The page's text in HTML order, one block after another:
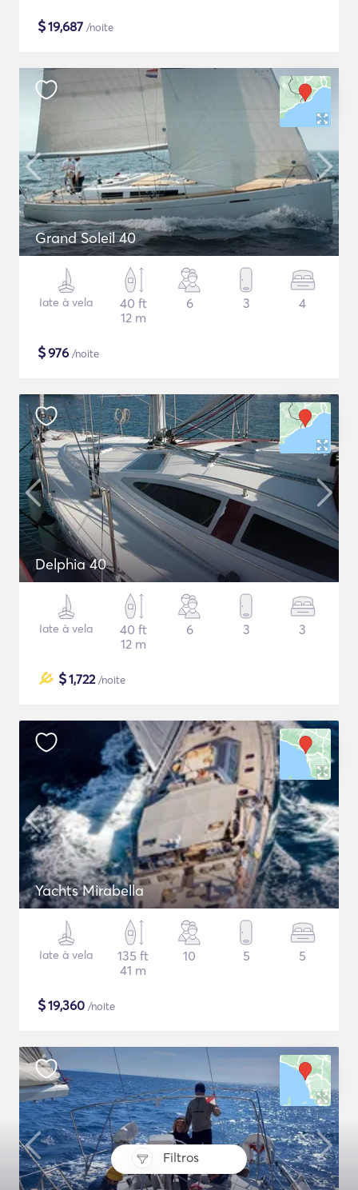
Filtros
$19,687 /noite
Grand Soleil 40
Iate à vela
40 ft
12 m
6 3 4
$976 /noite
Delphia 40
Iate à vela
40 ft
12 m
6 3 3
$1,722/noite
Yachts Mirabella
Iate à vela
135 ft
41 m
10 5 5
$19,360 /noite